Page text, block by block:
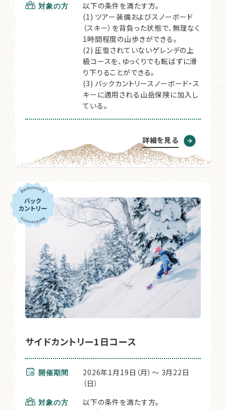
対象の方
以下の条件を満たす方。
(1) ツアー装備およびスノーボード
（スキー）を背負った状態で、無理なく
1時間程度の山歩きができる。
(2) 圧雪されていないゲレンデの上
級コースを、ゆっくりでも転ばずに滑
り下りることができる。
(3) バックカントリースノーボード・ス
キーに適用される山岳保険に加入し
ている。
詳細を見る
サイドカントリー1日コース
開催期間
2026年1月19日（月）～ 3月22日
（日）
対象の方
以下の条件を満たす方。